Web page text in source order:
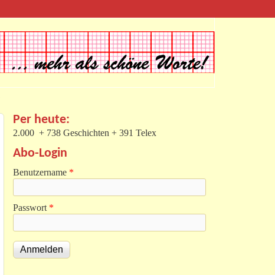
Per heute:
2.000 + 738 Geschichten + 391 Telex
Abo-Login
Benutzername *
Passwort *